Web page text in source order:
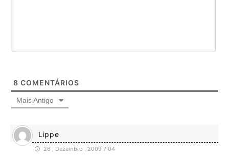
8 COMENTÁRIOS
Mais Antigo
Lippe
26 , Dezembro , 2009 7:04